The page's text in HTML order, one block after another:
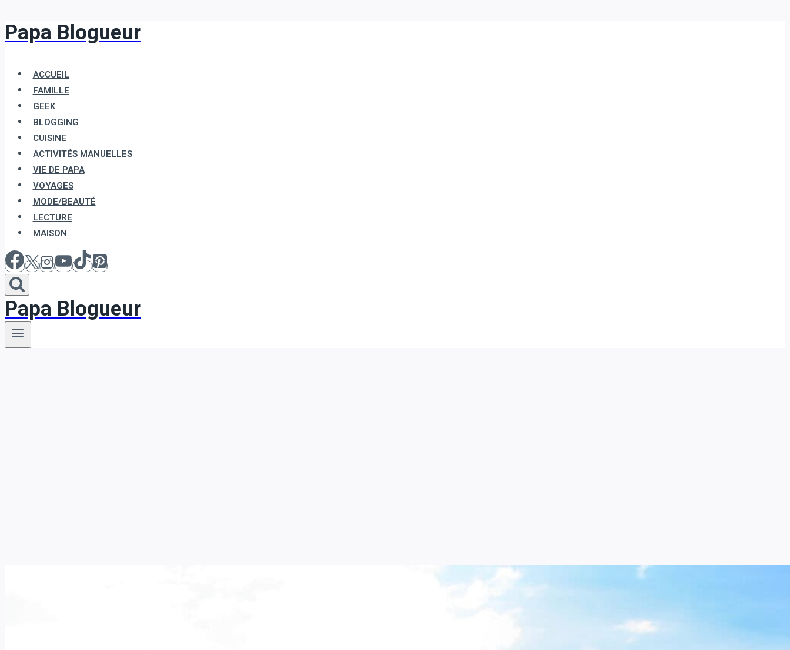
Aller
au
Papa Blogueur
ACCUEIL
FAMILLE
GEEK
BLOGGING
CUISINE
ACTIVITÉS MANUELLES
VIE DE PAPA
VOYAGES
MODE/BEAUTÉ
LECTURE
MAISON
Papa Blogueur